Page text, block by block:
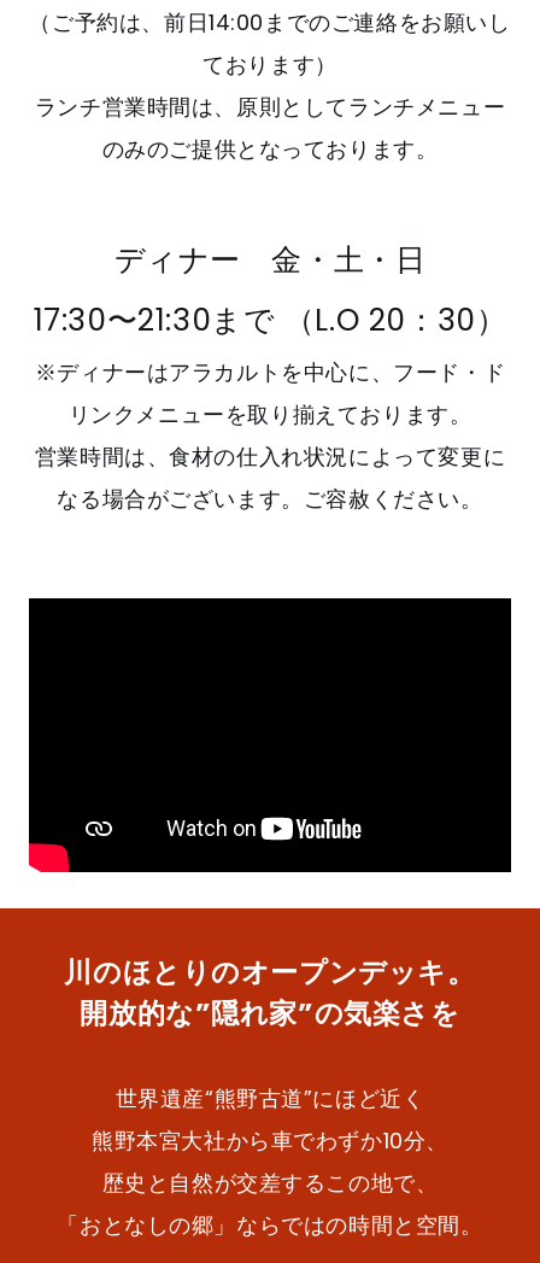
（ご予約は、前日14:00までのご連絡をお願いし
ております）
ランチ営業時間は、原則としてランチメニュー
のみのご提供となっております。
ディナー 金・土・日
17:30〜21:30まで （L.O 20：30）
※ディナーはアラカルトを中心に、フード・ド
リンクメニューを取り揃えております。
営業時間は、食材の仕入れ状況によって変更に
なる場合がございます。ご容赦ください。
川のほとりのオープンデッキ。
開放的な”隠れ家”の気楽さを
世界遺産“熊野古道”にほど近く
熊野本宮大社から車でわずか10分、
歴史と自然が交差するこの地で、
「おとなしの郷」ならではの時間と空間。